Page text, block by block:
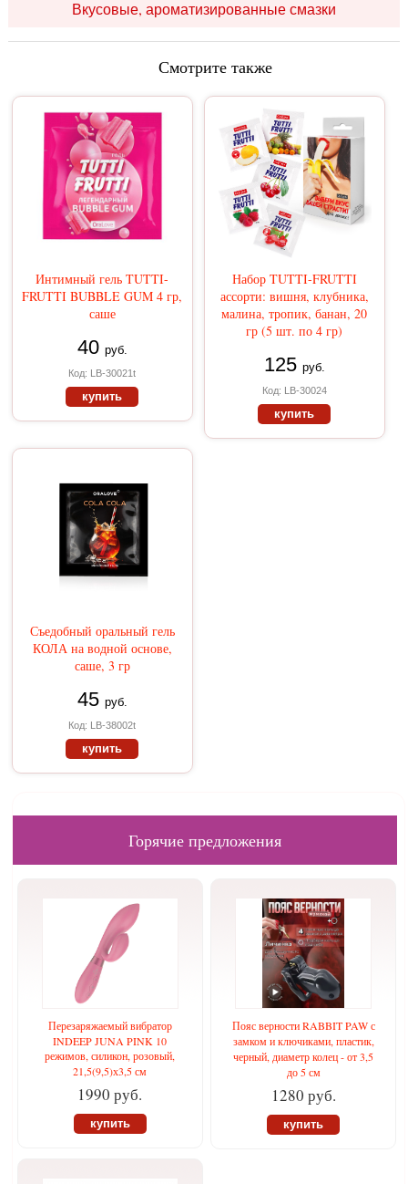
Вкусовые, ароматизированные смазки
Смотрите также
Интимный гель TUTTI-
FRUTTI BUBBLE GUM 4 гр,
саше
40 руб.
Код: LB-30021t
купить
Набор TUTTI-FRUTTI
ассорти: вишня, клубника,
малина, тропик, банан, 20
гр (5 шт. по 4 гр)
125 руб.
Код: LB-30024
купить
Съедобный оральный гель
КОЛА на водной основе,
саше, 3 гр
45 руб.
Код: LB-38002t
купить
Горячие предложения
Перезаряжаемый вибратор
INDEEP JUNA PINK 10
режимов, силикон, розовый,
21,5(9,5)х3,5 см
1990 руб.
купить
Пояс верности RABBIT PAW с
замком и ключиками, пластик,
черный, диаметр колец - от 3,5
до 5 см
1280 руб.
купить